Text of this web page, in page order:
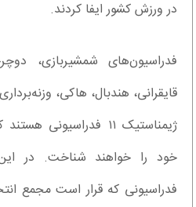
در ورزش کشور ایفا کردند.
فدراسیون‌های شمشیربازی،
قایقرانی، هندبال، هاکی،
فدراسیونی که قرار است مجمع